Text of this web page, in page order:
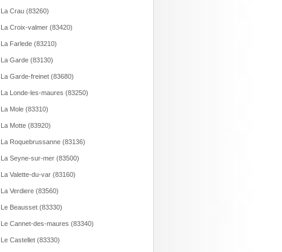
La Crau (83260)
La Croix-valmer (83420)
La Farlede (83210)
La Garde (83130)
La Garde-freinet (83680)
La Londe-les-maures (83250)
La Mole (83310)
La Motte (83920)
La Roquebrussanne (83136)
La Seyne-sur-mer (83500)
La Valette-du-var (83160)
La Verdiere (83560)
Le Beausset (83330)
Le Cannet-des-maures (83340)
Le Castellet (83330)